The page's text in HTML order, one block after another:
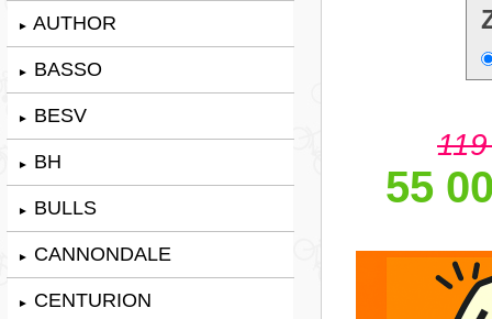
► AUTHOR
► BASSO
► BESV
► BH
► BULLS
► CANNONDALE
► CENTURION
55